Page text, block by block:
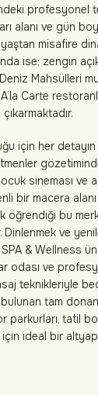
profesyonel
alanı ve gün
misafire
ise; zengin
Mahsülleri
Carte
için her
sineması ve
bir macera alanı
öğrendiği bu
Dinlenmek ve
& Wellness
odası ve
teknikleriyle
tam
parkurları, tatil
ideal bir